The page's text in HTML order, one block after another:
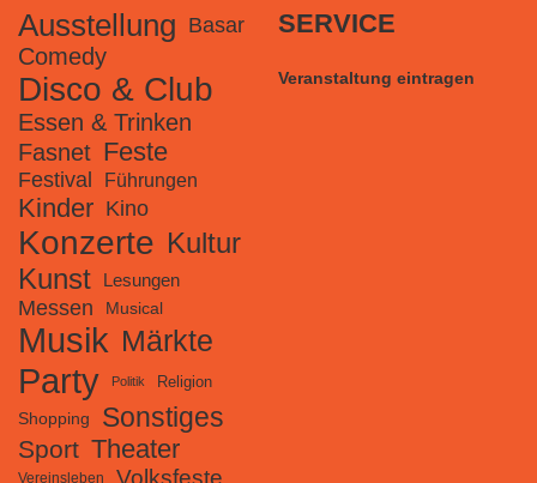
Ausstellung Basar
Comedy
Disco & Club
Essen & Trinken
Fasnet Feste
Festival Führungen
Kinder Kino
Konzerte Kultur
Kunst Lesungen
Messen Musical
Musik Märkte
Party Politik Religion
Shopping Sonstiges
Sport Theater
Vereinsleben Volksfeste
SERVICE
Veranstaltung eintragen